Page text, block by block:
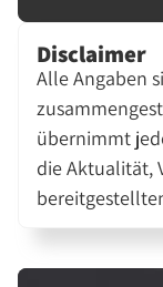
Disclaimer
Alle Angaben
übernimmt
die Aktualität,